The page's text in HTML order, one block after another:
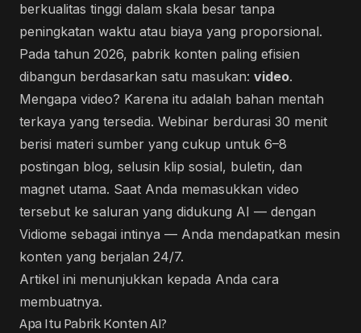
berkualitas tinggi dalam skala besar tanpa
peningkatan waktu atau biaya yang proporsional.
Pada tahun 2026, pabrik konten paling efisien
dibangun berdasarkan satu masukan: video.
Mengapa video? Karena itu adalah bahan mentah
terkaya yang tersedia. Webinar berdurasi 30 menit
berisi materi sumber yang cukup untuk 6–8
postingan blog, selusin klip sosial, buletin, dan
magnet utama. Saat Anda memasukkan video
tersebut ke saluran yang didukung AI — dengan
Vidiome sebagai intinya — Anda mendapatkan mesin
konten yang berjalan 24/7.
Artikel ini menunjukkan kepada Anda cara
membuatnya.
Apa Itu Pabrik Konten AI?